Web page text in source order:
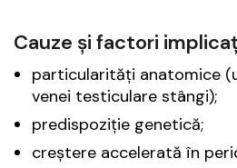
Cauze și factori
particularități anatomice
venei testiculare stângi);
predispoziție genetică;
creștere accelerată în